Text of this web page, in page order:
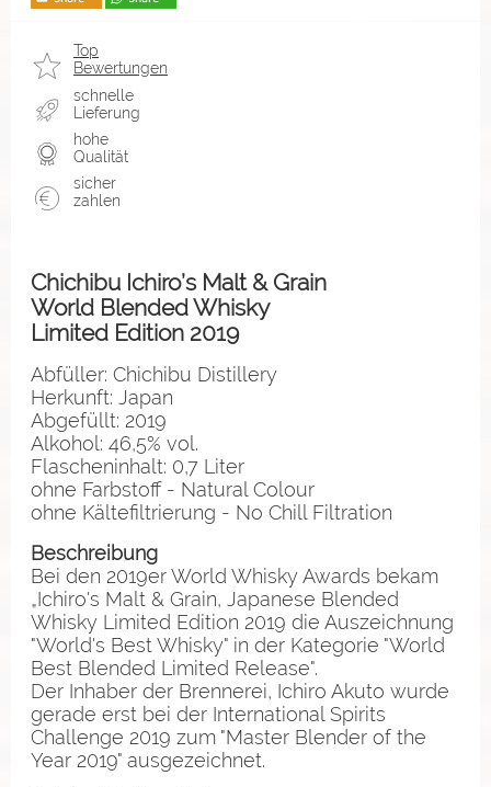
Top
Bewertungen
schnelle
Lieferung
hohe
Qualität
sicher
zahlen
Chichibu Ichiro’s Malt & Grain
World Blended Whisky
Limited Edition 2019
Abfüller: Chichibu Distillery
Herkunft: Japan
Abgefüllt: 2019
Alkohol: 46,5% vol.
Flascheninhalt: 0,7 Liter
ohne Farbstoff - Natural Colour
ohne Kältefiltrierung - No Chill Filtration
Beschreibung
Bei den 2019er World Whisky Awards bekam
„Ichiro's Malt & Grain, Japanese Blended
Whisky Limited Edition 2019 die Auszeichnung
"World's Best Whisky" in der Kategorie "World
Best Blended Limited Release".
Der Inhaber der Brennerei, Ichiro Akuto wurde
gerade erst bei der International Spirits
Challenge 2019 zum "Master Blender of the
Year 2019" ausgezeichnet.